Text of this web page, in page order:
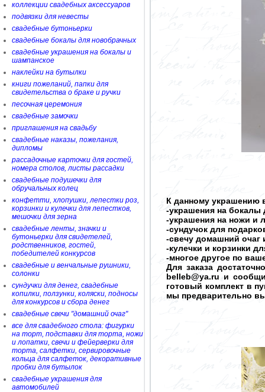
коллекции свадебных аксессуаров
подвязки для невесты
свадебные бутоньерки
свадебные бокалы для новобрачных
свадебные украшения на бокалы и
шампанское
наклейки на бутылки
книги пожеланий, папки для
свидетельства о браке и ручки
песочная церемония
свадебные замочки
приглашения на свадьбу
свадебные наказы, пожелания,
дипломы
рассадочные карточки для гостей,
номера столов, листы рассадки
свадебные подушечки для
обручальных колец
конфетти, хлопушки, лепестки роз,
корзинки и кулечки для лепестков,
мешочки для зерна
свадебные ленты, значки и
бутоньерки для свидетелей,
родственников, гостей,
победителей конкурсов
свадебные и венчальные рушники,
солонки
сундучки для денег, свадебные
копилки, ползунки, коляски, подносы
для конкурсов и сбора денег
свадебные свечи "домашний очаг"
все для свадебного стола: фигурки
на торт, подставки для торта, ножи
и лопатки, свечи и фейерверки для
торта, салфетки, сервировочные
кольца для салфеток, декоративные
пробки для бутылок
свадебные украшения для
автомобилей
К данному украшению
-украшения на бокалы
-украшения на ножи и
-сундучок для
-свечу домашний очаг
-кулечки и корзинки
-многое другое по
Для заказа
belleb@ya.ru и
готовый комплект в
мы предварительно